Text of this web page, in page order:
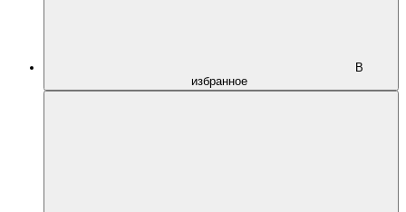
В
избранное